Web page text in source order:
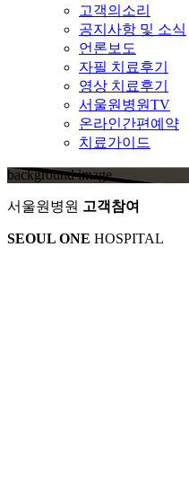
고객의소리
공지사항 및 소식
언론보도
자필 치료후기
영상 치료후기
서울원병원TV
온라인간편예약
치료가이드
background image
서울원병원 고객참여
SEOUL ONE HOSPITAL